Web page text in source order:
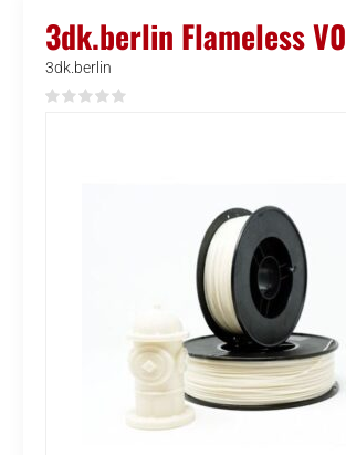
3dk.berlin Flameless V0
3dk.berlin